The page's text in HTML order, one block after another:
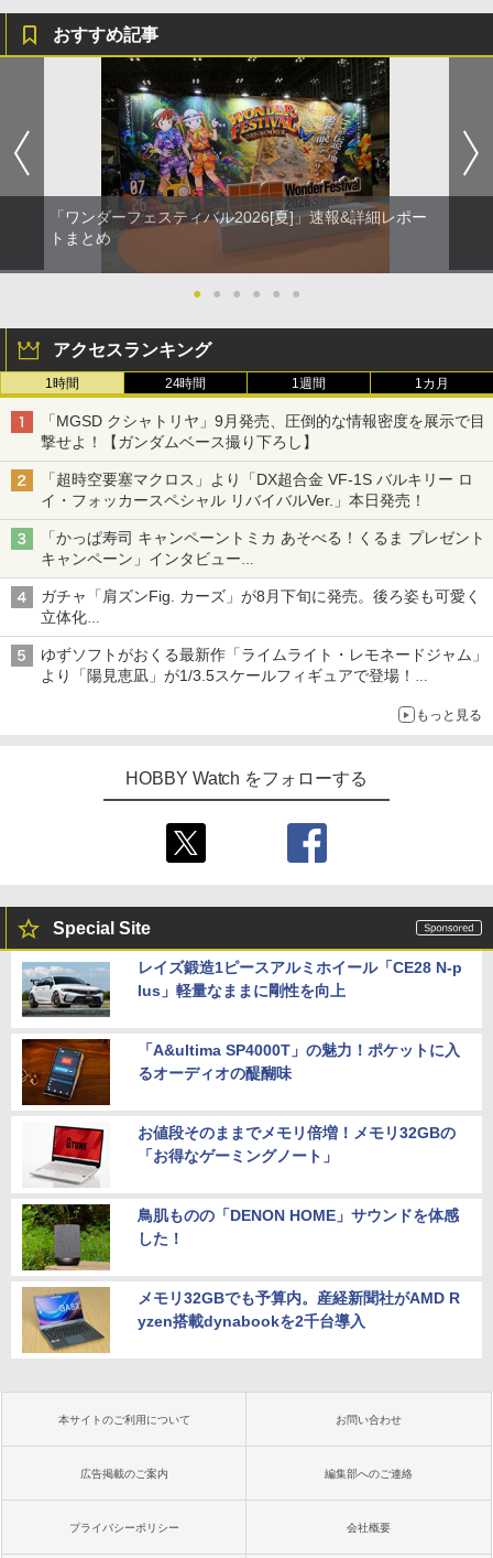
おすすめ記事
「ワンダーフェスティバル2026[夏]」速報&詳細レポー
トまとめ
● ● ● ● ● ●
アクセスランキング
1時間 24時間 1週間 1カ月
「MGSD クシャトリヤ」9月発売、圧倒的な情報密度を展示で目
撃せよ！【ガンダムベース撮り下ろし】
「超時空要塞マクロス」より「DX超合金 VF-1S バルキリー ロ
イ・フォッカースペシャル リバイバルVer.」本日発売！
「かっぱ寿司 キャンペーントミカ あそべる！くるま プレゼント
キャンペーン」インタビュー
子どもが楽しめるかっぱ寿司ならではの体験とコラボの楽しさを
追求
ガチャ「肩ズンFig. カーズ」が8月下旬に発売。後ろ姿も可愛く
立体化
ライトニング・マックィーンやメーターなど4種がラインナップ
ゆずソフトがおくる最新作「ライムライト・レモネードジャム」
より「陽見恵凪」が1/3.5スケールフィギュアで登場！
もっと見る
HOBBY Watch をフォローする
Special Site
レイズ鍛造1ピースアルミホイール「CE28 N-p
lus」軽量なままに剛性を向上
「A&ultima SP4000T」の魅力！ポケットに入
るオーディオの醍醐味
お値段そのままでメモリ倍増！メモリ32GBの
「お得なゲーミングノート」
鳥肌ものの「DENON HOME」サウンドを体感
した！
メモリ32GBでも予算内。産経新聞社がAMD R
yzen搭載dynabookを2千台導入
本サイトのご利用について お問い合わせ
広告掲載のご案内 編集部へのご連絡
プライバシーポリシー 会社概要